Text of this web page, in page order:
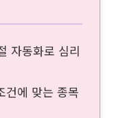
자동화로 심리
건에 맞는 종목